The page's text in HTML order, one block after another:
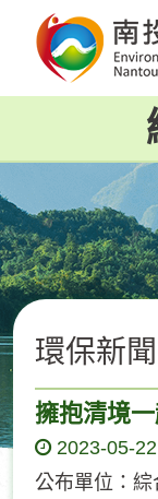
要
容
區
塊
環保新聞
擁抱清境
2023-05-22
公布單位：